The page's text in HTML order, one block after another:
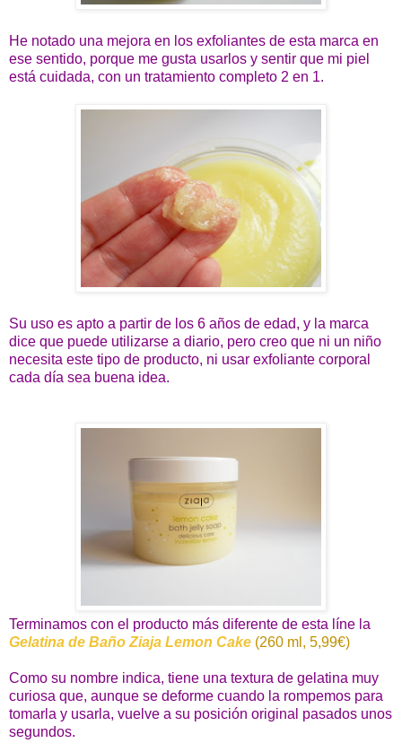
He notado una mejora en los exfoliantes de esta marca en
ese sentido, porque me gusta usarlos y sentir que mi piel
está cuidada, con un tratamiento completo 2 en 1.
Su uso es apto a partir de los 6 años de edad, y la marca
dice que puede utilizarse a diario, pero creo que ni un niño
necesita este tipo de producto, ni usar exfoliante corporal
cada día sea buena idea.
Terminamos con el producto más diferente de esta líne la
Gelatina de Baño Ziaja Lemon Cake (260 ml, 5,99€)
Como su nombre indica, tiene una textura de gelatina muy
curiosa que, aunque se deforme cuando la rompemos para
tomarla y usarla, vuelve a su posición original pasados unos
segundos.